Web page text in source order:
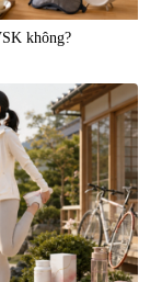
trợ cải thiện thoát
Has 30 viên
|14.560
không?